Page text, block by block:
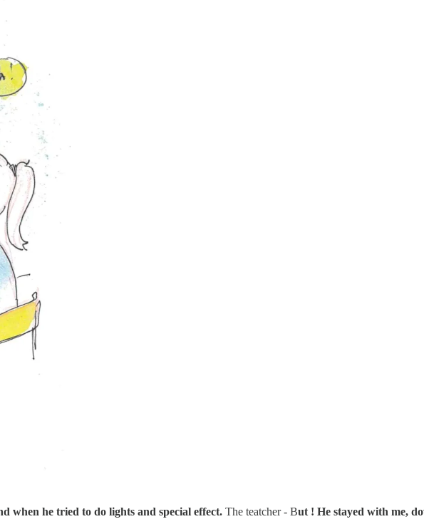
when he tried to do lights and special effect. The teatcher - But ! He stayed with me,